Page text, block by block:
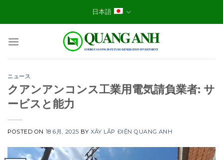
日本語
ニュース
クアンアンコンス工業用電気請負業者: サ
ービスと能力
POSTED ON 18 6月, 2025 BYXÂY LẮP ĐIỆN QUANG ANH